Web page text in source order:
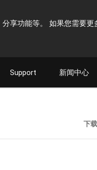
享功能等。 如果您需要
Support 新闻中心
下载